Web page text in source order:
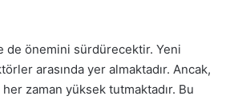
de önemini sürdürecektir. Yeni
arasında yer almaktadır. Ancak,
her zaman yüksek tutmaktadır. Bu